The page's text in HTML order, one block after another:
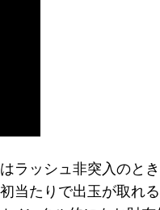
ラッシュ非突入のと
当たりで出玉が取れる